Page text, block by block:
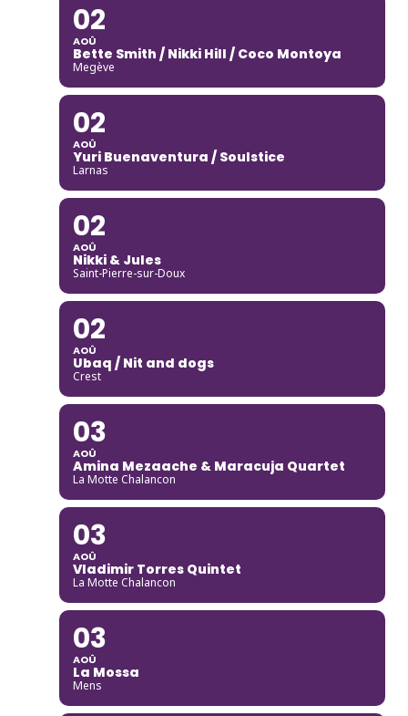
02
AOÛ
Bette Smith / Nikki Hill / Coco Montoya
Megève
02
AOÛ
Yuri Buenaventura / Soulstice
Larnas
02
AOÛ
Nikki & Jules
Saint-Pierre-sur-Doux
02
AOÛ
Ubaq / Nit and dogs
Crest
03
AOÛ
Amina Mezaache & Maracuja Quartet
La Motte Chalancon
03
AOÛ
Vladimir Torres Quintet
La Motte Chalancon
03
AOÛ
La Mossa
Mens